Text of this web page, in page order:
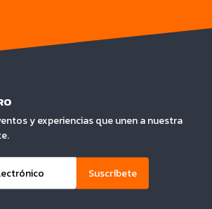
y experiencias que unen a nuestra
Suscríbete